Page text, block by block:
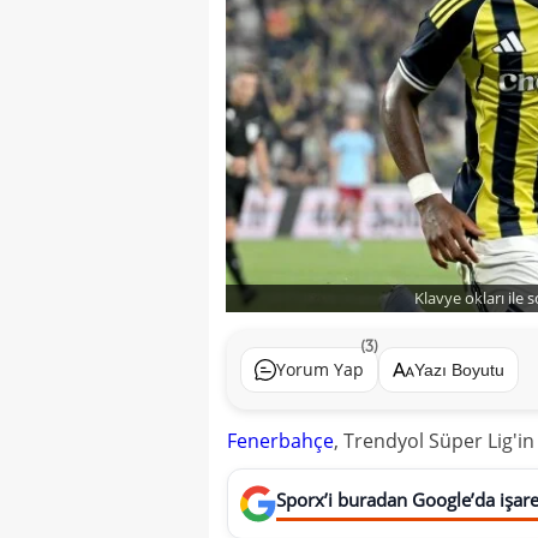
Klavye okları ile
Yorum Yap
(3)
Yazı Boyutu
Fenerbahçe, Trendyol Süper
Sporx’i buradan Google’da